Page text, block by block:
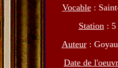
Vocable:
Station: 5
Auteur:
Date de